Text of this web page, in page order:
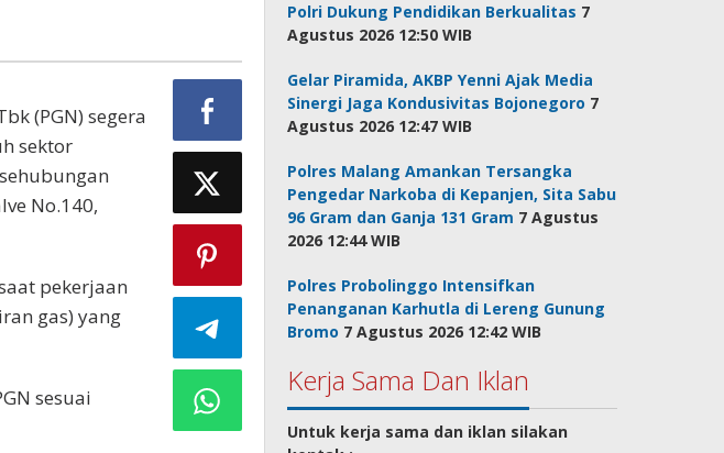
(PGN) segera
sektor
No.140,
pekerjaan
gas) yang
sesuai
Polri Dukung Pendidikan Berkualitas 7
Agustus 2026 12:50 WIB
Gelar Piramida, AKBP Yenni Ajak Media
Sinergi Jaga Kondusivitas Bojonegoro 7
Agustus 2026 12:47 WIB
Polres Malang Amankan Tersangka
Pengedar Narkoba di Kepanjen, Sita Sabu
96 Gram dan Ganja 131 Gram 7 Agustus
2026 12:44 WIB
Polres Probolinggo Intensifkan
Penanganan Karhutla di Lereng Gunung
Bromo 7 Agustus 2026 12:42 WIB
Kerja Sama Dan Iklan
Untuk kerja sama dan iklan silakan